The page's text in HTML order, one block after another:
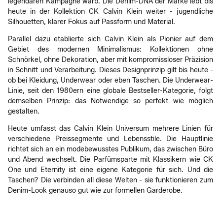
heute in der Kollektion CK Calvin Klein weiter - jugendliche
Silhouetten, klarer Fokus auf Passform und Material.
Parallel dazu etablierte sich Calvin Klein als Pionier auf dem
Gebiet des modernen Minimalismus: Kollektionen ohne
Schnörkel, ohne Dekoration, aber mit kompromissloser Präzision
in Schnitt und Verarbeitung. Dieses Designprinzip gilt bis heute -
ob bei Kleidung, Underwear oder eben Taschen. Die Underwear-
Linie, seit den 1980ern eine globale Bestseller-Kategorie, folgt
demselben Prinzip: das Notwendige so perfekt wie möglich
gestalten.
Heute umfasst das Calvin Klein Universum mehrere Linien für
verschiedene Preissegmente und Lebensstile. Die Hauptlinie
richtet sich an ein modebewusstes Publikum, das zwischen Büro
und Abend wechselt. Die Parfümsparte mit Klassikern wie CK
One und Eternity ist eine eigene Kategorie für sich. Und die
Taschen? Die verbinden all diese Welten - sie funktionieren zum
Denim-Look genauso gut wie zur formellen Garderobe.